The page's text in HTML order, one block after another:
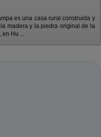
es una casa rural construida y
madera y la piedra original de la
en Hu ...